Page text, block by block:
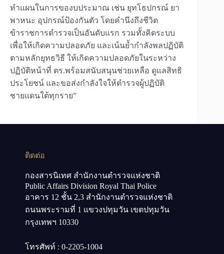
ทำแผนในการของบประมาณ เช่น ยุทโธปกรณ์ ยา
พาหนะ อุปกรณ์ป้องกันตัว โดยคำนึงถึงชีวิต
ข้าราชการตำรวจเป็นอันดับแรก รวมทั้งคิดระบบ
เพื่อให้เกิดความปลอดภัย และเน้นย้ำกำลังพลปฏิบัติ
ตามหลักยุทธวิธี ให้เกิดความปลอดภัยในระหว่าง
ปฏิบัติหน้าที่ ตร.พร้อมสนับสนุนช่วยเหลือ ดูแลสิทธิ
ประโยชน์ และขอส่งกำลังใจให้ตำรวจผู้ปฏิบัติ
ชายแดนใต้ทุกราย”
ติดต่อ
กองสารนิเทศ สำนักงานตำรวจแห่งชาติ
Public Affairs Division Royal Thai Police
อาคาร 12 ชั้น 2,3 สำนักงานตำรวจแห่งชาติ
ถนนพระรามที่ 1 แขวงปทุมวัน เขตปทุมวัน
กรุงเทพฯ 10330
โทรศัพท์ : 0-2205-1004